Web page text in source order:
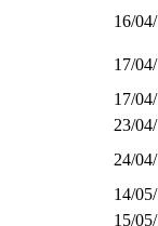
16/
17/
17/
23/
24/
14/
15/